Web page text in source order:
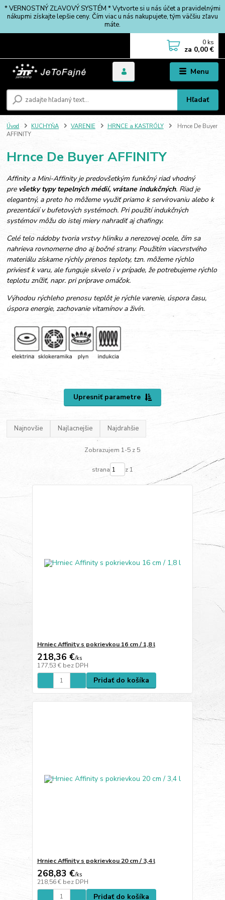
* VERNOSTNÝ ZĽAVOVÝ SYSTÉM * Vytvorte si u nás účet a pravidelnými
nákupmi získajte lepšie ceny. Čím viac u nás nakupujete, tým väčšiu zľavu
máte.
Menu
Hľadať
0 ks
za 0,00 €
Úvod KUCHYŇA VARENIE HRNCE a KASTRÓLY
Hrnce De Buyer
AFFINITY
Hrnce De Buyer AFFINITY
Affinity a Mini-Affinity je predovšetkým funkčný riad vhodný
pre všetky typy tepelných médií, vrátane indukčných. Riad je
elegantný, a preto ho môžeme využiť priamo k servírovaniu alebo k
prezentácií v bufetových systémoch. Pri použití indukčných
systémov môžu do istej miery nahradiť aj chafingy.
Celé telo nádoby tvoria vrstvy hliníku a nerezovej ocele, čím sa
nahrieva rovnomerne dno aj bočné strany. Použitím viacvrstvého
materiálu získame rýchly prenos teploty, tzn. môžeme rýchlo
priviesť k varu, ale funguje skvelo i v prípade, že potrebujeme rýchlo
teplotu znížiť, napr. pri príprave omáčok.
Výhodou rýchleho prenosu teplôt je rýchle varenie, úspora času,
úspora energie, zachovanie vitamínov a živín.
Upresniť parametre
Najnovšie Najlacnejšie Najdrahšie
Zobrazujem 1-5 z 5
strana z 1
Hrniec Affinity s pokrievkou 16 cm / 1,8 l
218,36 €/ks
177,53 € bez DPH
Pridať do košíka
Hrniec Affinity s pokrievkou 20 cm / 3,4 l
268,83 €/ks
218,56 € bez DPH
Pridať do košíka